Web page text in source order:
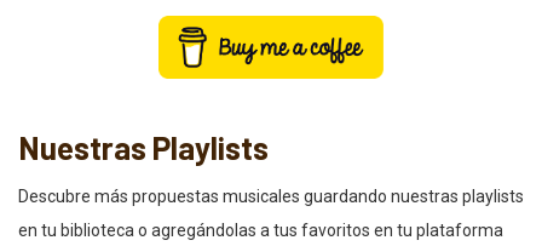
Nuestras Playlists
Descubre más propuestas musicales guardando nuestras playlists
en tu biblioteca o agregándolas a tus favoritos en tu plataforma